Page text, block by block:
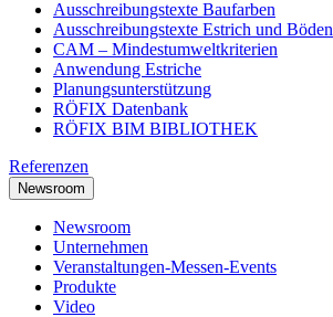
Ausschreibungstexte Baufarben
Ausschreibungstexte Estrich und Böden
CAM – Mindestumweltkriterien
Anwendung Estriche
Planungsunterstützung
RÖFIX Datenbank
RÖFIX BIM BIBLIOTHEK
Referenzen
Newsroom
Newsroom
Unternehmen
Veranstaltungen-Messen-Events
Produkte
Video